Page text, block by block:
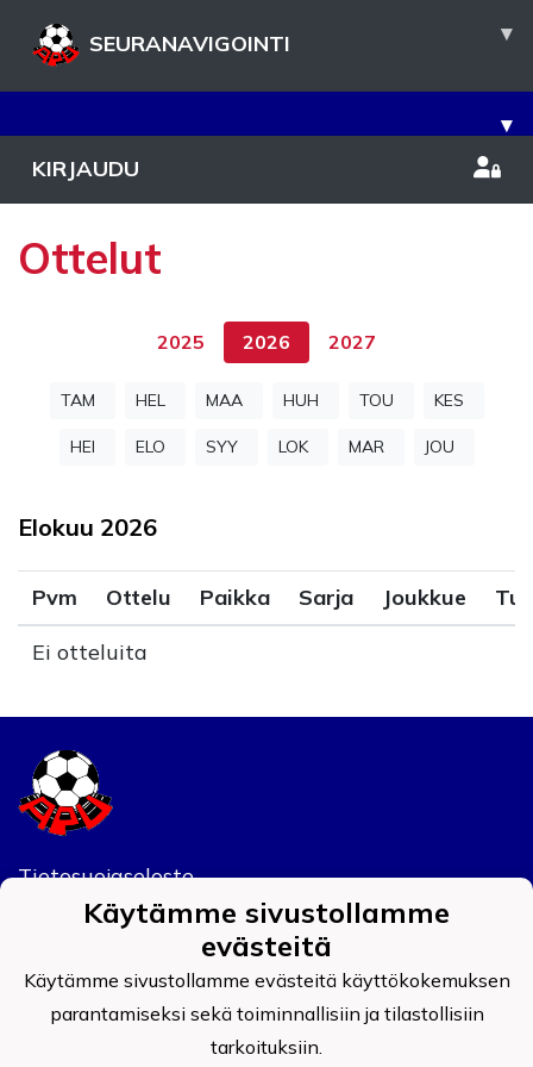
SEURANAVIGOINTI ▾
▾
KIRJAUDU
Ottelut
2025 2026 2027
TAM HEL MAA HUH TOU KES
HEI ELO SYY LOK MAR JOU
Elokuu 2026
Pvm Ottelu Paikka Sarja Joukkue
Ei otteluita
Tietosuojaseloste
Auran Palokunnan Urheilijat ry
Käytämme sivustollamme
evästeitä
Käytämme sivustollamme evästeitä käyttökokemuksen
parantamiseksi sekä toiminnallisiin ja tilastollisiin
tarkoituksiin.